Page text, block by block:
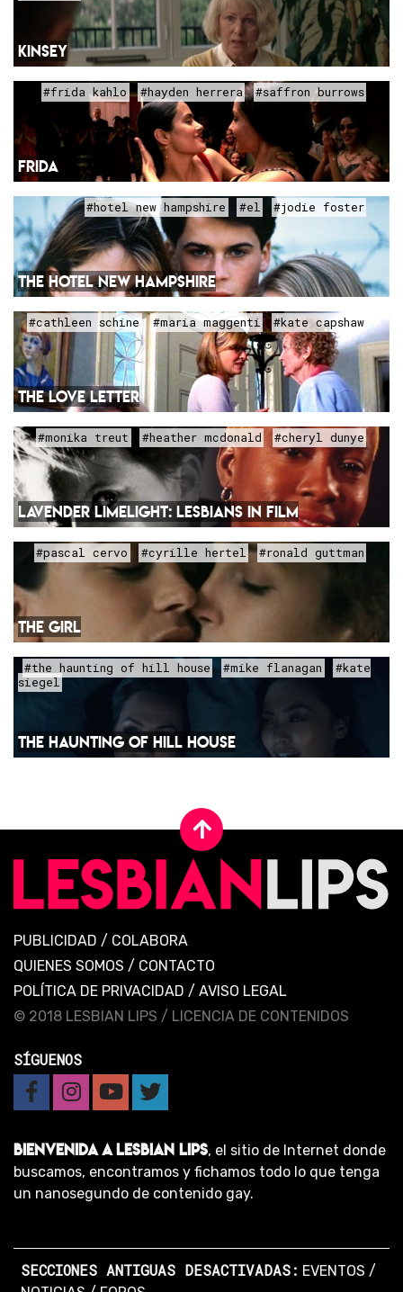
KINSEY
#frida kahlo #hayden herrera #saffron burrows
FRIDA
#hotel new hampshire #el #jodie foster
THE HOTEL NEW HAMPSHIRE
#cathleen schine #maria maggenti #kate capshaw
THE LOVE LETTER
#monika treut #heather mcdonald #cheryl dunye
LAVENDER LIMELIGHT: LESBIANS IN FILM
#pascal cervo #cyrille hertel #ronald guttman
THE GIRL
#the haunting of hill house #mike flanagan
#kate
siegel
THE HAUNTING OF HILL HOUSE
PUBLICIDAD / COLABORA
QUIENES SOMOS / CONTACTO
POLÍTICA DE PRIVACIDAD / AVISO LEGAL
© 2018 LESBIAN LIPS / LICENCIA DE CONTENIDOS
SÍGUENOS
BIENVENIDA A LESBIAN LIPS, el sitio de Internet donde
buscamos, encontramos y fichamos todo lo que tenga
un nanosegundo de contenido gay.
SECCIONES ANTIGUAS DESACTIVADAS: EVENTOS /